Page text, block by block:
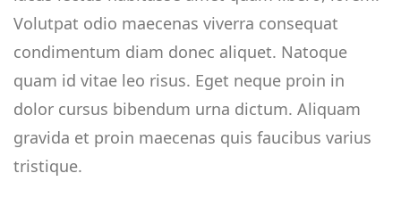
Volutpat odio maecenas viverra consequat
condimentum diam donec aliquet. Natoque
quam id vitae leo risus. Eget neque proin in
dolor cursus bibendum urna dictum. Aliquam
gravida et proin maecenas quis faucibus varius
tristique.